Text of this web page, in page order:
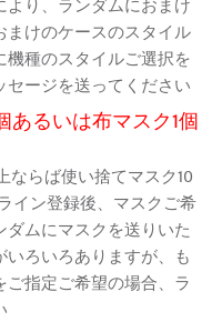
けのケースのスタイル
種のスタイルご選択を
ージを送ってください
るいは布マスク1個
ならば使い捨てマスク10
イン登録後、マスクご希
ムにマスクを送りいた
ろいろありますが、も
指定ご希望の場合、ラ